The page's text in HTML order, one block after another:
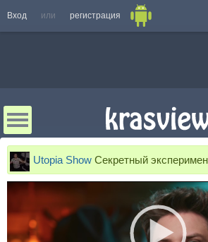
Вход или регистрация
Utopia Show Секретный